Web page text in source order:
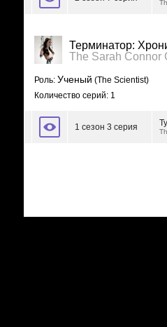
Терминатор:
The Sarah Connor
Роль: Ученый (The Scientist)
Количество серий: 1
1 сезон 3 серия